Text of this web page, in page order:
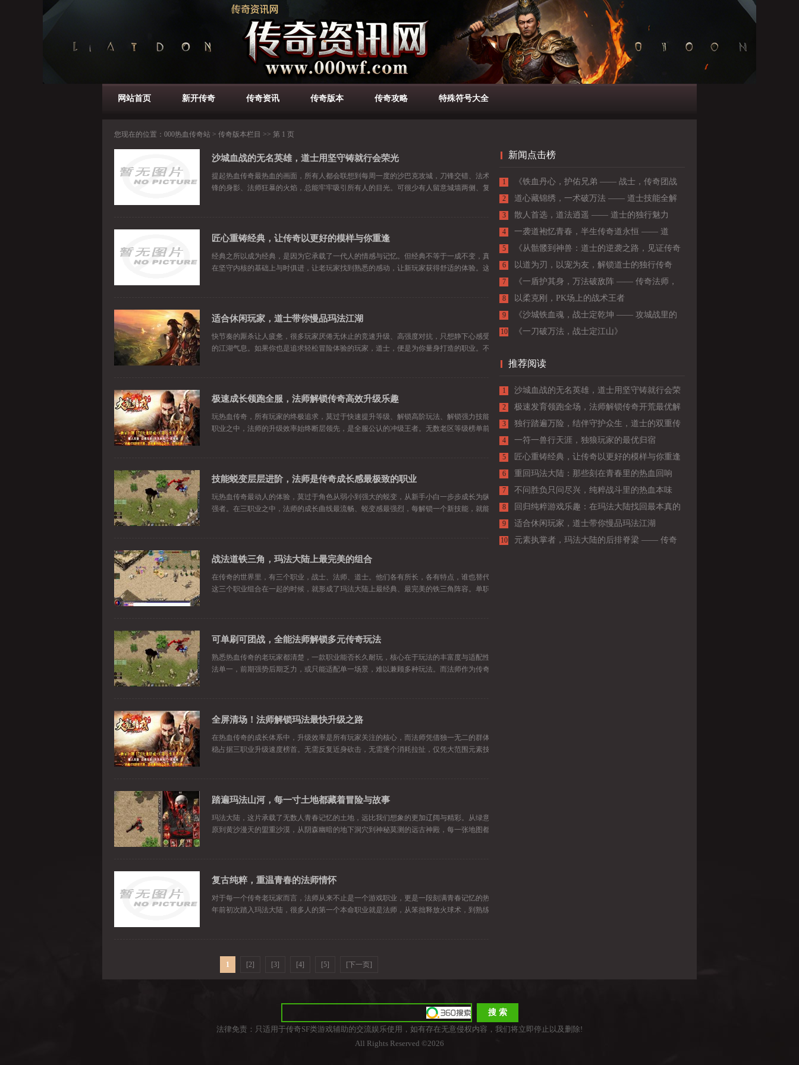
网站首页 新开传奇 传奇资讯 传奇版本 传奇攻略 特殊符号大全
您现在的位置： 000热血传奇站 > 传奇版本栏目 >> 第 1 页
沙城血战的无名英雄，道士用坚守铸就行会荣光 2026-08-05
提起热血传奇最热血的画面，所有人都会联想到每周一度的沙巴克攻城，刀锋交错、法术漫天，战士冲
锋的身影、法师狂暴的火焰，总能牢牢吸引所有人的目光。可很少有人留意城墙两侧、复活
匠心重铸经典，让传奇以更好的模样与你重逢 2026-07-31
经典之所以成为经典，是因为它承载了一代人的情感与记忆。但经典不等于一成不变，真正的传承，是
在坚守内核的基础上与时俱进，让老玩家找到熟悉的感动，让新玩家获得舒适的体验。这款
适合休闲玩家，道士带你慢品玛法江湖 2026-07-26
快节奏的厮杀让人疲惫，很多玩家厌倦无休止的竞速升级、高强度对抗，只想静下心感受传奇世界独有
的江湖气息。如果你也是追求轻松冒险体验的玩家，道士，便是为你量身打造的职业。不用
极速成长领跑全服，法师解锁传奇高效升级乐趣
玩热血传奇，所有玩家的终极追求，莫过于快速提升等级、解锁高阶玩法、解锁强力技能与装备。在三
职业之中，法师的升级效率始终断层领先，是全服公认的冲级王者。无数老区等级榜单前列
技能蜕变层层进阶，法师是传奇成长感最极致的职业 2026-07-18
玩热血传奇最动人的体验，莫过于角色从弱小到强大的蜕变，从新手小白一步步成长为纵横玛法的顶级
强者。在三职业之中，法师的成长曲线最流畅、蜕变感最强烈，每解锁一个新技能，就能迎
战法道铁三角，玛法大陆上最完美的组合
在传奇的世界里，有三个职业，战士、法师、道士。他们各有所长，各有特点，谁也替代不了谁。而当
这三个职业组合在一起的时候，就形成了玛法大陆上最经典、最完美的铁三角阵容。单职业
可单刷可团战，全能法师解锁多元传奇玩法
熟悉热血传奇的老玩家都清楚，一款职业能否长久耐玩，核心在于玩法的丰富度与适配性。很多职业玩
法单一，前期强势后期乏力，或只能适配单一场景，难以兼顾多种玩法。而法师作为传奇三
全屏清场！法师解锁玛法最快升级之路
在热血传奇的成长体系中，升级效率是所有玩家关注的核心，而法师凭借独一无二的群体输出能力，稳
稳占据三职业升级速度榜首。无需反复近身砍击，无需逐个消耗拉扯，仅凭大范围元素技能
踏遍玛法山河，每一寸土地都藏着冒险与故事
玛法大陆，这片承载了无数人青春记忆的土地，远比我们想象的更加辽阔与精彩。从绿意盎然的比奇平
原到黄沙漫天的盟重沙漠，从阴森幽暗的地下洞穴到神秘莫测的远古神殿，每一张地图都有
复古纯粹，重温青春的法师情怀
对于每一个传奇老玩家而言，法师从来不止是一个游戏职业，更是一段刻满青春记忆的热血情怀。十几
年前初次踏入玛法大陆，很多人的第一个本命职业就是法师，从笨拙释放火球术，到熟练铺
1 [2] [3] [4] [5] [下一页]
新闻点击榜
1
《铁血丹心，护佑兄弟 —— 战士，传奇团战
里的定海神针》
2
道心藏锦绣，一术破万法 —— 道士技能全解
析
3 散人首选，道法逍遥 —— 道士的独行魅力
4
一袭道袍忆青春，半生传奇道永恒 —— 道
士，老玩家心中不变的情怀
5
《从骷髅到神兽：道士的逆袭之路，见证传奇
成长》
6 以道为刃，以宠为友，解锁道士的独行传奇
7
《一盾护其身，万法破敌阵 —— 传奇法师，
柔中带刚的战场王者》
8 以柔克刚，PK场上的战术王者
9
《沙城铁血魂，战士定乾坤 —— 攻城战里的
绝对王牌》
10 《一刀破万法，战士定江山》
推荐阅读
1
沙城血战的无名英雄，道士用坚守铸就行会荣
光
2 极速发育领跑全场，法师解锁传奇开荒最优解
3
独行踏遍万险，结伴守护众生，道士的双重传
奇人生
4 一符一兽行天涯，独狼玩家的最优归宿
5 匠心重铸经典，让传奇以更好的模样与你重逢
6 重回玛法大陆：那些刻在青春里的热血回响
7 不问胜负只问尽兴，纯粹战斗里的热血本味
8
回归纯粹游戏乐趣：在玛法大陆找回最本真的
快乐
9 适合休闲玩家，道士带你慢品玛法江湖
10
元素执掌者，玛法大陆的后排脊梁 —— 传奇
法律免责：只适用于传奇SF类游戏辅助的交流娱乐使用，如有存在无意侵权内容，我们将立即停止以及删除!
All Rights Reserved ©2026